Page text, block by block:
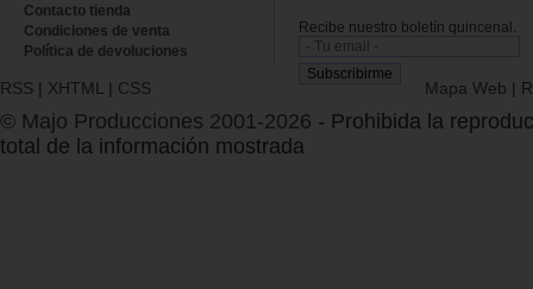
Contacto tienda
Condiciones de venta
Política de devoluciones
Recibe nuestro boletín quincenal.
RSS | XHTML | CSS Mapa Web |
© Majo Producciones 2001-2026 - Prohibida la
total de la información mostrada